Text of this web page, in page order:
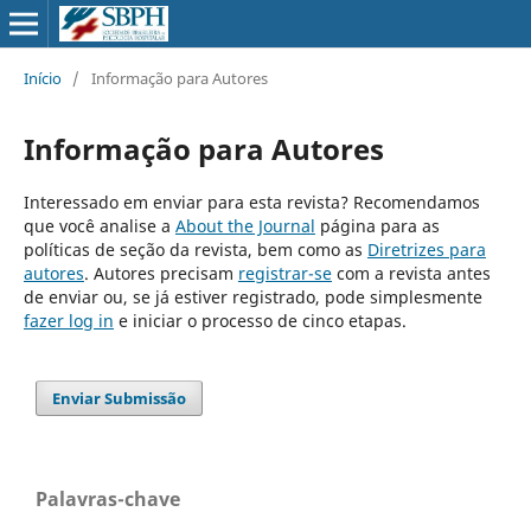
Início / Informação para Autores
Informação para Autores
Interessado em enviar para esta revista? Recomendamos
que você analise a About the Journal página para as
políticas de seção da revista, bem como as Diretrizes para
autores. Autores precisam registrar-secom a revista antes
de enviar ou, se já estiver registrado, pode simplesmente
fazer log in e iniciar o processo de cinco etapas.
Enviar Submissão
Palavras-chave